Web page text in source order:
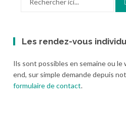
Les rendez-vous
Ils sont possibles en semaine ou le
end, sur simple demande depuis
formulaire de contact.